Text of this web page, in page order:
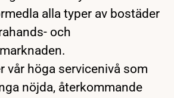
alla typer av bostäder
och
vår höga servicenivå som
nöjda, återkommande